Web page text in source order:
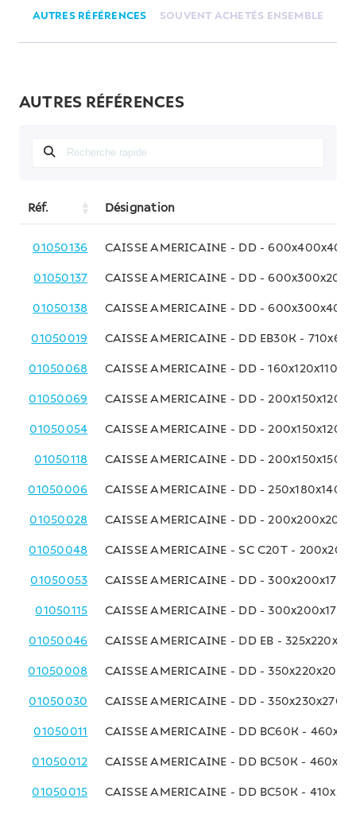
AUTRES RÉFÉRENCES SOUVENT ACHETÉS ENSEMBLE
AUTRES RÉFÉRENCES
Réf. Désignation
01050136 CAISSE AMERICAINE - DD - 600x400x400
01050137 CAISSE AMERICAINE - DD - 600x300x200
01050138 CAISSE AMERICAINE - DD - 600x300x400
01050019 CAISSE AMERICAINE - DD EB30K -
01050068 CAISSE AMERICAINE - DD - 160x120x110
01050069 CAISSE AMERICAINE - DD - 200x150x120
01050054 CAISSE AMERICAINE - DD - 200x150x120
01050118 CAISSE AMERICAINE - DD - 200x150x150
01050006 CAISSE AMERICAINE - DD - 250x180x140
01050028 CAISSE AMERICAINE - DD - 200x200x200
01050048 CAISSE AMERICAINE - SC C20T -
01050053 CAISSE AMERICAINE - DD - 300x200x170
01050115 CAISSE AMERICAINE - DD - 300x200x170
01050046 CAISSE AMERICAINE - DD EB -
01050008 CAISSE AMERICAINE - DD - 350x220x200
01050030 CAISSE AMERICAINE - DD - 350x230x270
01050011 CAISSE AMERICAINE - DD BC60K -
01050012 CAISSE AMERICAINE - DD BC50K -
01050015 CAISSE AMERICAINE - DD BC50K -